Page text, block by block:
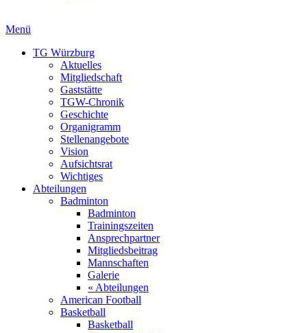
Menü
TG Würzburg
Aktuelles
Mitgliedschaft
Gaststätte
TGW-Chronik
Geschichte
Organigramm
Stellenangebote
Vision
Aufsichtsrat
Wichtiges
Abteilungen
Badminton
Badminton
Trainingszeiten
Ansprechpartner
Mitgliedsbeitrag
Mannschaften
Galerie
« Abteilungen
American Football
Basketball
Basketball